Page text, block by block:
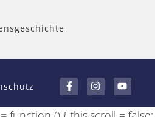
a
c
e
b
n
s
t
a
o
u
t
u